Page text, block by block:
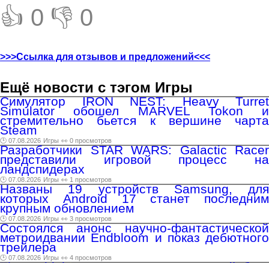
👍 0 👎 0
>>>Ссылка для отзывов и предложений<<<
Ещё новости с тэгом Игры
Симулятор IRON NEST: Heavy Turret
Simulator обошел MARVEL Tokon и
стремительно бьется к вершине чарта
Steam
🕑 07.08.2026 Игры 👀 0 просмотров
Разработчики STAR WARS: Galactic Racer
представили игровой процесс на
ландспидерах
🕑 07.08.2026 Игры 👀 1 просмотров
Названы 19 устройств Samsung, для
которых Android 17 станет последним
крупным обновлением
🕑 07.08.2026 Игры 👀 3 просмотров
Состоялся анонс научно-фантастической
метроидвании Endbloom и показ дебютного
трейлера
🕑 07.08.2026 Игры 👀 4 просмотров